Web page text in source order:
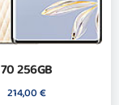
70 256GB
214,00€